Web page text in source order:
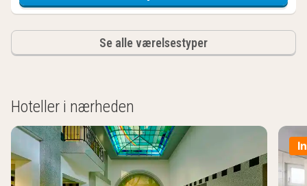
Se alle værelsestyper
Hoteller i nærheden